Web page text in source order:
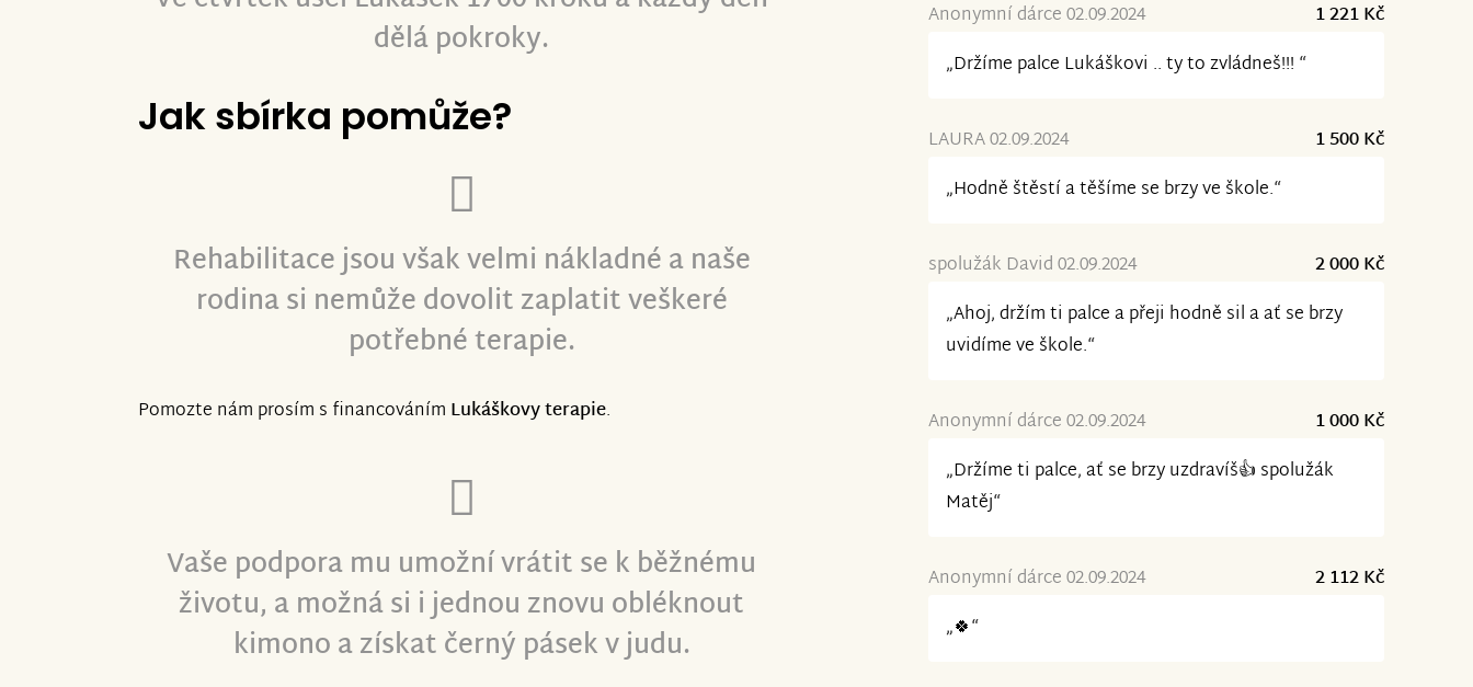
dělá pokroky.
Jak sbírka pomůže?
Rehabilitace jsou však velmi nákladné a naše
rodina si nemůže dovolit zaplatit veškeré
potřebné terapie.
Pomozte nám prosím s financováním Lukáškovy terapie.
Vaše podpora mu umožní vrátit se k běžnému
životu, a možná si i jednou znovu obléknout
kimono a získat černý pásek v judu.
Anonymní dárce 02.09.2024
1 221 Kč
„Držíme palce Lukáškovi .. ty to zvládneš!!! “
LAURA 02.09.2024
1 500 Kč
„Hodně štěstí a těšíme se brzy ve škole.“
spolužák David 02.09.2024
2 000 Kč
„Ahoj, držím ti palce a přeji hodně sil a ať se brzy
uvidíme ve škole.“
Anonymní dárce 02.09.2024
1 000 Kč
„Držíme ti palce, ať se brzy uzdravíš👍 spolužák
Matěj“
Anonymní dárce 02.09.2024
2 112 Kč
„🍀“